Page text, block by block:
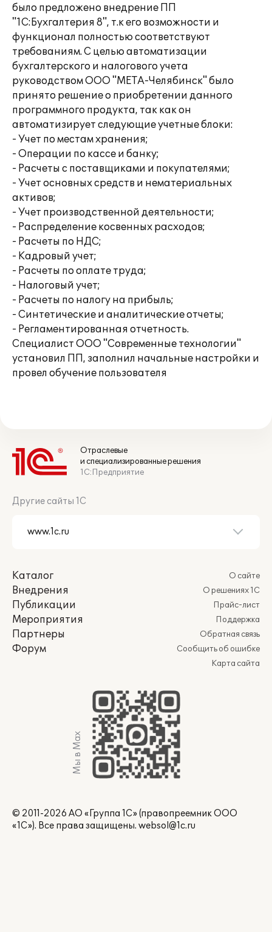
было предложено внедрение ПП
"1С:Бухгалтерия 8", т.к его возможности и
функционал полностью соответствуют
требованиям. С целью автоматизации
бухгалтерского и налогового учета
руководством ООО "МЕТА-Челябинск" было
принято решение о приобретении данного
программного продукта, так как он
автоматизирует следующие учетные блоки:
- Учет по местам хранения;
- Операции по кассе и банку;
- Расчеты с поставщиками и покупателями;
- Учет основных средств и нематериальных
активов;
- Учет производственной деятельности;
- Распределение косвенных расходов;
- Расчеты по НДС;
- Кадровый учет;
- Расчеты по оплате труда;
- Налоговый учет;
- Расчеты по налогу на прибыль;
- Синтетические и аналитические отчеты;
- Регламентированная отчетность.
Специалист ООО "Современные технологии"
установил ПП, заполнил начальные настройки и
провел обучение пользователя
Отраслевые
и специализированные решения
1С:Предприятие
Другие сайты 1С
Каталог
Внедрения
Публикации
Мероприятия
Партнеры
Форум
О сайте
О решениях 1С
Прайс-лист
Поддержка
Обратная связь
Сообщить об ошибке
Карта сайта
Мы в Max
© 2011-2026 АО «Группа 1С» (правопреемник ООО
«1С»). Все права защищены. websol@1c.ru